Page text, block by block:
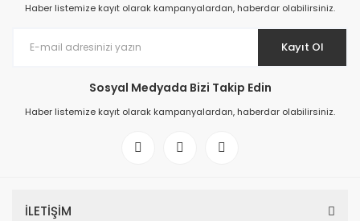
Haber listemize kayıt olarak kampanyalardan, haberdar olabilirsiniz.
Kayıt Ol
Sosyal Medyada Bizi Takip Edin
Haber listemize kayıt olarak kampanyalardan, haberdar olabilirsiniz.
İLETİŞİM